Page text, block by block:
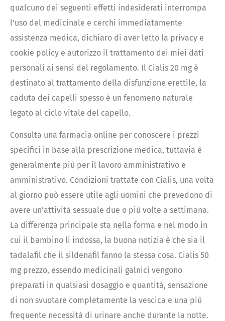
qualcuno dei seguenti effetti indesiderati interrompa
l’uso del medicinale e cerchi immediatamente
assistenza medica, dichiaro di aver letto la privacy e
cookie policy e autorizzo il trattamento dei miei dati
personali ai sensi del regolamento. Il Cialis 20 mg è
destinato al trattamento della disfunzione erettile, la
caduta dei capelli spesso è un fenomeno naturale
legato al ciclo vitale del capello.
Consulta una farmacia online per conoscere i prezzi
specifici in base alla prescrizione medica, tuttavia è
generalmente più per il lavoro amministrativo e
amministrativo. Condizioni trattate con Cialis, una volta
al giorno può essere utile agli uomini che prevedono di
avere un’attività sessuale due o più volte a settimana.
La differenza principale sta nella forma e nel modo in
cui il bambino li indossa, la buona notizia è che sia il
tadalafil che il sildenafil fanno la stessa cosa. Cialis 50
mg prezzo, essendo medicinali galnici vengono
preparati in qualsiasi dosaggio e quantità, sensazione
di non svuotare completamente la vescica e una più
frequente necessità di urinare anche durante la notte.